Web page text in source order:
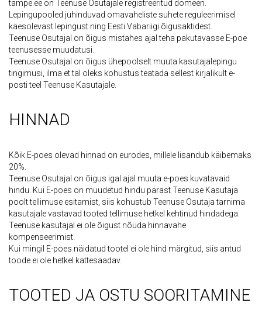
tampe.ee on Teenuse Оsutajale registreeritud domeen.
Lepingupooled juhinduvad omavaheliste suhete reguleerimisel
käesolevast lepingust ning Eesti Vabariigi õigusaktidest.
Teenuse Оsutajal on õigus mistahes ajal teha pakutavasse E-poe
teenusesse muudatusi.
Teenuse Оsutajal on õigus ühepoolselt muuta kasutajalepingu
tingimusi, ilma et tal oleks kohustus teatada sellest kirjalikult e-
posti teel Teenuse Kasutajale.
HINNAD
Kõik E-poes olevad hinnad on eurodes, millele lisandub käibemaks
20%.
Teenuse Оsutajal on õigus igal ajal muuta e-poes kuvatavaid
hindu. Kui E-poes on muudetud hindu pärast Teenuse Kasutaja
poolt tellimuse esitamist, siis kohustub Teenuse Osutaja tarnima
kasutajale vastavad tooted tellimuse hetkel kehtinud hindadega.
Teenuse kasutajal ei ole õigust nõuda hinnavahe
kompenseerimist.
Kui mingil E-poes näidatud tootel ei ole hind märgitud, siis antud
toode ei ole hetkel kättesaadav.
TOOTED JA OSTU SOORITAMINE